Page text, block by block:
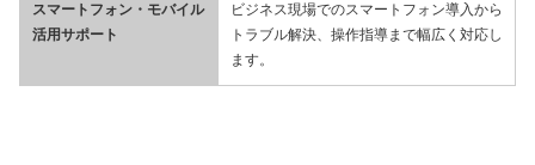
スマートフォン・モバイル
活用サポート
ビジネス現場でのスマートフォン導入から
トラブル解決、操作指導まで幅広く対応し
ます。